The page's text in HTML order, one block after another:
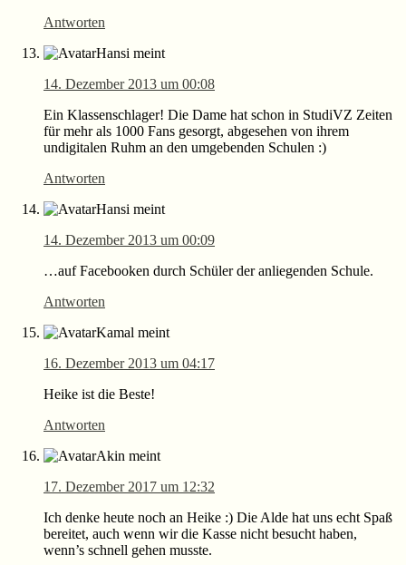
Antworten
Hansi meint
14. Dezember 2013 um 00:08
Ein Klassenschlager! Die Dame hat schon in StudiVZ Zeiten
für mehr als 1000 Fans gesorgt, abgesehen von ihrem
undigitalen Ruhm an den umgebenden Schulen :)
Antworten
Hansi meint
14. Dezember 2013 um 00:09
…auf Facebooken durch Schüler der anliegenden Schule.
Antworten
Kamal meint
16. Dezember 2013 um 04:17
Heike ist die Beste!
Antworten
Akin meint
17. Dezember 2017 um 12:32
Ich denke heute noch an Heike :) Die Alde hat uns echt Spaß
bereitet, auch wenn wir die Kasse nicht besucht haben,
wenn’s schnell gehen musste.